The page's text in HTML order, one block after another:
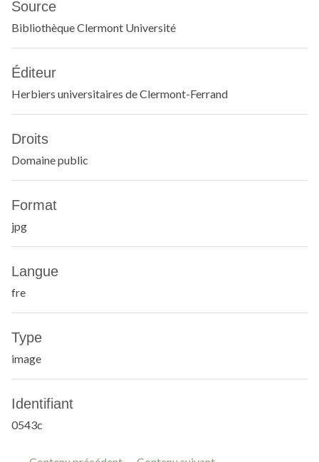
Source
Bibliothèque Clermont Université
Éditeur
Herbiers universitaires de Clermont-Ferrand
Droits
Domaine public
Format
jpg
Langue
fre
Type
image
Identifiant
0543c